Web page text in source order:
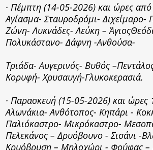
· Πέμπτη (14-05-2026) και ώρες
Αγίασμα- Σταυροδρόμι- Διχείμαρο-
Ζώνη- Λυκνάδες- Λεύκη –
Πολυκάστανο- Δάφνη -Ανθούσα-
Τριάδα- Αυγερινός- Βυθός
Κορυφή- Χρυσαυγή-Γλυκοκερασιά.
· Παρασκευή (15-05-2026) και
Αλωνάκια- Ανθότοπος- Κηπάρι -
Παλιόκαστρο- Μικρόκαστρο-
Πελεκάνος – Δρυόβουνο - Σισάνι -
Κρυόβρυση – Μηλοχώρι - Φούφας